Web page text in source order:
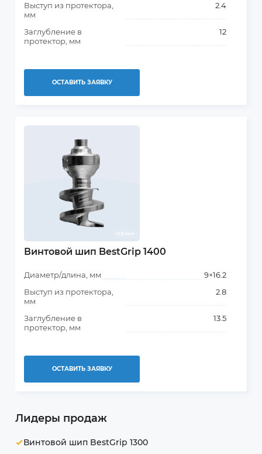
Лидеры продаж
Винтовой шип BestGrip 1300
Выступ из протектора,
мм
2.4
Заглубление в
протектор, мм
12
ОСТАВИТЬ ЗАЯВКУ
Винтовой шип BestGrip 1400
Диаметр/длина, мм
9×16.2
Выступ из протектора,
мм
2.8
Заглубление в
протектор, мм
13.5
ОСТАВИТЬ ЗАЯВКУ